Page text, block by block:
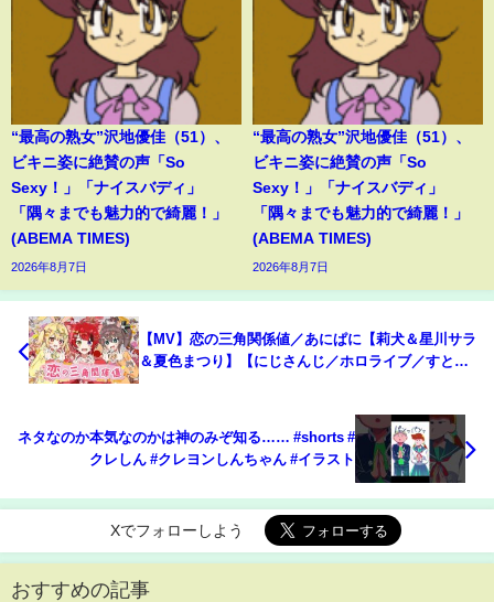
“最高の熟女”沢地優佳（51）、
ビキニ姿に絶賛の声「So
Sexy！」「ナイスバディ」
「隅々までも魅力的で綺麗！」
(ABEMA TIMES)
2026年8月7日
“最高の熟女”沢地優佳（51）、
ビキニ姿に絶賛の声「So
Sexy！」「ナイスバディ」
「隅々までも魅力的で綺麗！」
(ABEMA TIMES)
2026年8月7日
【MV】恋の三角関係値／あにぱに【莉犬＆星川サラ
＆夏色まつり】【にじさんじ／ホロライブ／すとぷ
ネタなのか本気なのかは神のみぞ知る…… #shorts #
クレしん #クレヨンしんちゃん #イラスト
Xでフォローしよう
おすすめの記事